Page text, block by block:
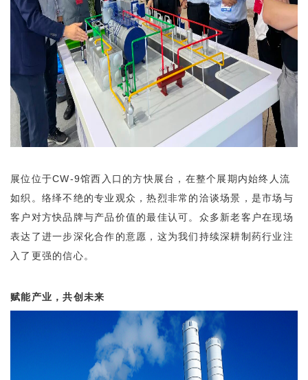
展位位于CW-9馆西入口的方快展台，在整个展期内始终人流
如织。络绎不绝的专业观众，热烈非常的洽谈场景，是市场与
客户对方快品牌与产品价值的最佳认可。众多新老客户在现场
表达了进一步深化合作的意愿，这为我们持续深耕制药行业注
入了更强的信心。
赋能产业，共创未来